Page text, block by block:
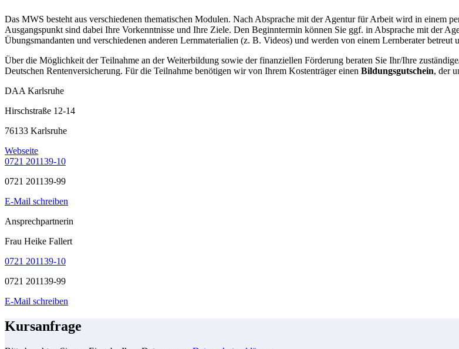
Das MWS besteht aus verschiedenen thematischen Modulen. Nach Absprache mit der Agentur für Arbeit wird in einem
Ausgangspunkt sind dabei Ihre Vorkenntnisse und Ihre Ziele. Den Beginntermin können Sie ggf. in Absprache mit der
Übungsmandanten und verschiedenen anderen Lernmaterialien (z. B. Videos) und werden von einem Lernberater betreut
Über die Möglichkeit der Teilnahme an der Weiterbildung sowie der finanziellen Förderung beraten Sie Ihr/Ihre
Deutschen Rentenversicherung. Für die Teilnahme benötigen wir von Ihrem Kostenträger einen Bildungsgutschein, der
DAA Karlsruhe
Hirschstraße 12-14
76133 Karlsruhe
Webseite
0721 201139-10
0721 201139-99
E-Mail schreiben
Ansprechpartnerin
Frau Heike Fallert
0721 201139-10
0721 201139-99
E-Mail schreiben
Kursanfrage